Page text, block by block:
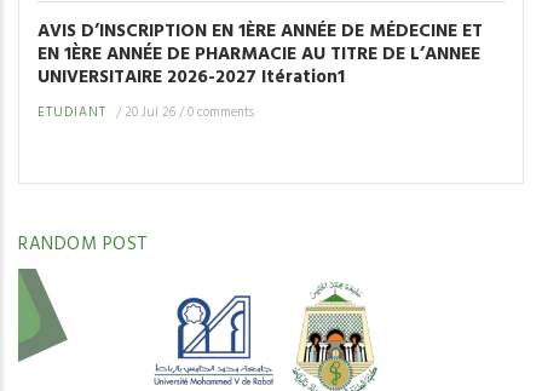
AVIS D’INSCRIPTION EN 1ÈRE ANNÉE DE MÉDECINE ET
EN 1ÈRE ANNÉE DE PHARMACIE AU TITRE DE L’ANNEE
UNIVERSITAIRE 2026-2027 Itération1
ETUDIANT /20 Jul 26/0 comments
RANDOM POST